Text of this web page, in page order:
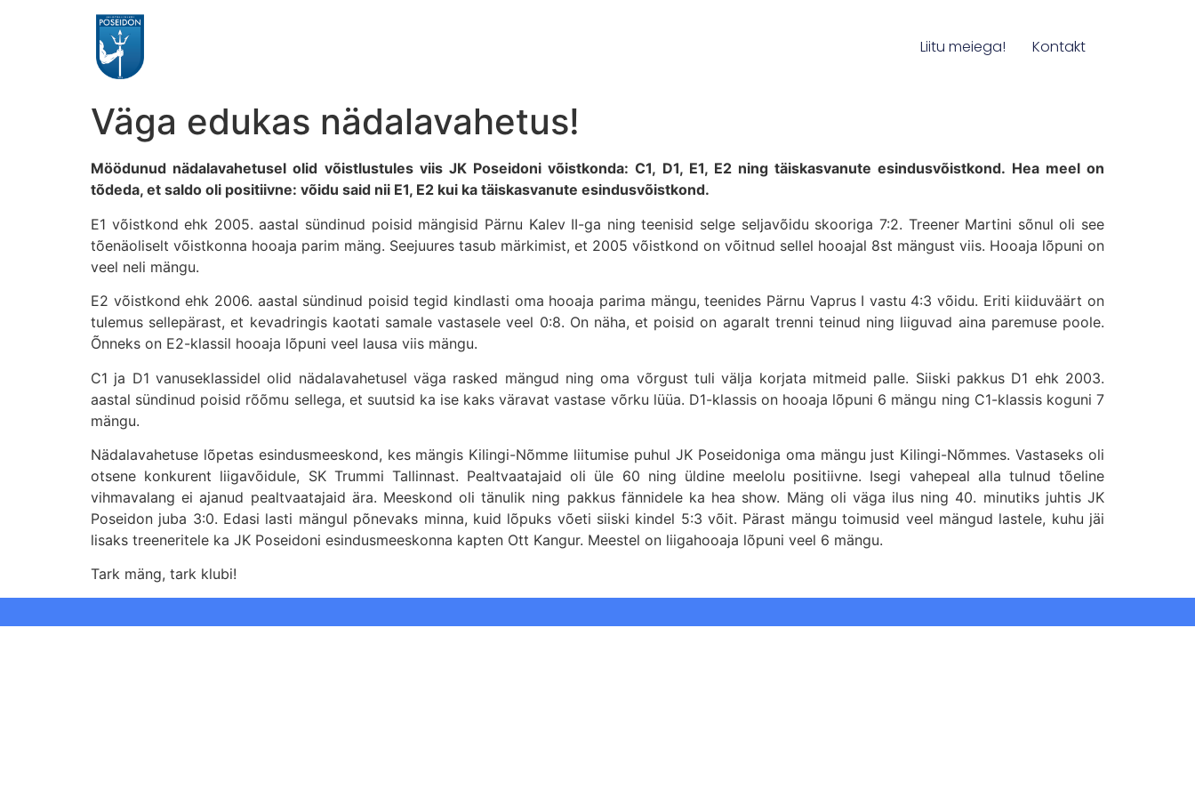
Liitu meiega! Kontakt
Väga edukas nädalavahetus!
Möödunud nädalavahetusel olid võistlustules viis JK Poseidoni võistkonda: C1, D1, E1, E2 ning täiskasvanute esindusvõistkond. Hea meel on
tõdeda, et saldo oli positiivne: võidu said nii E1, E2 kui ka täiskasvanute esindusvõistkond.
E1 võistkond ehk 2005. aastal sündinud poisid mängisid Pärnu Kalev II-ga ning teenisid selge seljavõidu skooriga 7:2. Treener Martini sõnul oli see
tõenäoliselt võistkonna hooaja parim mäng. Seejuures tasub märkimist, et 2005 võistkond on võitnud sellel hooajal 8st mängust viis. Hooaja lõpuni on
veel neli mängu.
E2 võistkond ehk 2006. aastal sündinud poisid tegid kindlasti oma hooaja parima mängu, teenides Pärnu Vaprus I vastu 4:3 võidu. Eriti kiiduväärt on
tulemus sellepärast, et kevadringis kaotati samale vastasele veel 0:8. On näha, et poisid on agaralt trenni teinud ning liiguvad aina paremuse poole.
Õnneks on E2-klassil hooaja lõpuni veel lausa viis mängu.
C1 ja D1 vanuseklassidel olid nädalavahetusel väga rasked mängud ning oma võrgust tuli välja korjata mitmeid palle. Siiski pakkus D1 ehk 2003.
aastal sündinud poisid rõõmu sellega, et suutsid ka ise kaks väravat vastase võrku lüüa. D1-klassis on hooaja lõpuni 6 mängu ning C1-klassis koguni 7
mängu.
Nädalavahetuse lõpetas esindusmeeskond, kes mängis Kilingi-Nõmme liitumise puhul JK Poseidoniga oma mängu just Kilingi-Nõmmes. Vastaseks oli
otsene konkurent liigavõidule, SK Trummi Tallinnast. Pealtvaatajaid oli üle 60 ning üldine meelolu positiivne. Isegi vahepeal alla tulnud tõeline
vihmavalang ei ajanud pealtvaatajaid ära. Meeskond oli tänulik ning pakkus fännidele ka hea show. Mäng oli väga ilus ning 40. minutiks juhtis JK
Poseidon juba 3:0. Edasi lasti mängul põnevaks minna, kuid lõpuks võeti siiski kindel 5:3 võit. Pärast mängu toimusid veel mängud lastele, kuhu jäi
lisaks treeneritele ka JK Poseidoni esindusmeeskonna kapten Ott Kangur. Meestel on liigahooaja lõpuni veel 6 mängu.
Tark mäng, tark klubi!